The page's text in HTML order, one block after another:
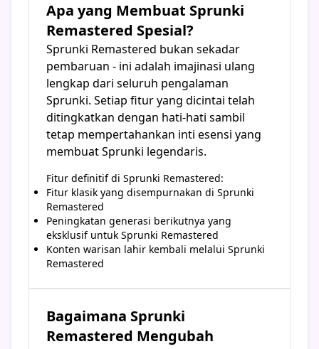
Apa yang Membuat Sprunki
Remastered Spesial?
Sprunki Remastered bukan sekadar
pembaruan - ini adalah imajinasi ulang
lengkap dari seluruh pengalaman
Sprunki. Setiap fitur yang dicintai telah
ditingkatkan dengan hati-hati sambil
tetap mempertahankan inti esensi yang
membuat Sprunki legendaris.
Fitur definitif di Sprunki Remastered:
Fitur klasik yang disempurnakan di Sprunki
Remastered
Peningkatan generasi berikutnya yang
eksklusif untuk Sprunki Remastered
Konten warisan lahir kembali melalui Sprunki
Remastered
Bagaimana Sprunki
Remastered Mengubah